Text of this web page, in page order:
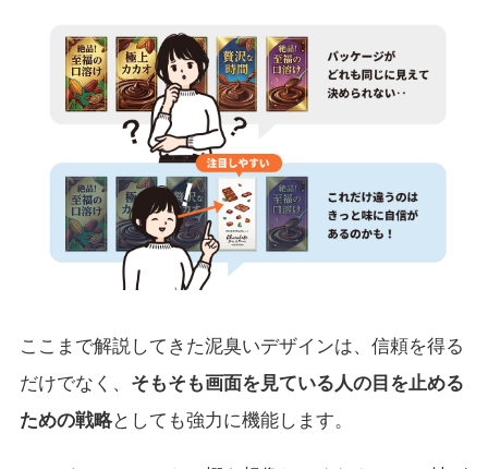
ここまで解説してきた泥臭いデザインは、信頼を得る
だけでなく、 そもそも画面を見ている人の目を止める
ための戦略としても強力に機能します。